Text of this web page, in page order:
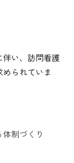
い、訪問看護
られていま
制づくり